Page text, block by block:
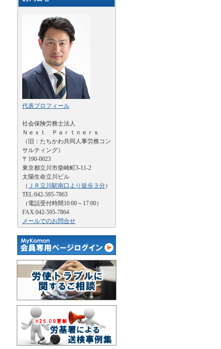
代表プロフィール
社会保険労務士法人
Ｎｅｘｔ Ｐａｒｔｎｅｒｓ
（旧：たちかわ共同人事労務コン
サルティング）
〒190-0023
東京都立川市柴崎町3-11-2
太陽生命立川ビル
（ ＪＲ立川駅南口より徒歩３分）
TEL:042-595-7863
（電話受付時間10:00～17:00）
FAX:042-595-7864
メールでのお問合せ